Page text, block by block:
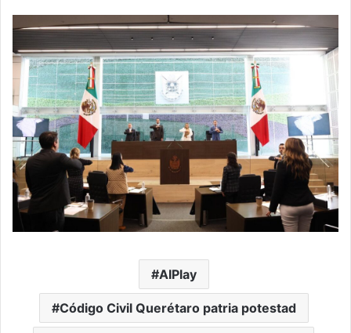
AIPlay
Código Civil Querétaro patria potestad